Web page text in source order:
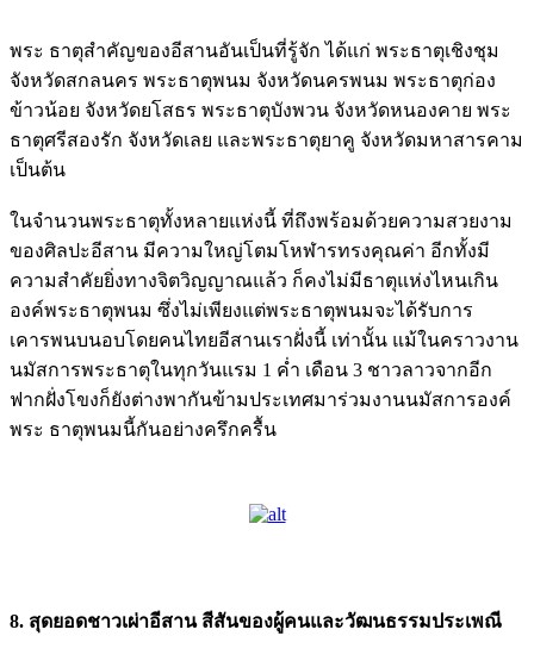
พระ ธาตุสำคัญของอีสานอันเป็นที่รู้จัก ได้แก่ พระธาตุเชิงชุม
จังหวัดสกลนคร พระธาตุพนม จังหวัดนครพนม พระธาตุก่อง
ข้าวน้อย จังหวัดยโสธร พระธาตุบังพวน จังหวัดหนองคาย พระ
ธาตุศรีสองรัก จังหวัดเลย และพระธาตุยาคู จังหวัดมหาสารคาม
เป็นต้น
ในจำนวนพระธาตุทั้งหลายแห่งนี้ ที่ถึงพร้อมด้วยความสวยงาม
ของศิลปะอีสาน มีความใหญ่โตมโหฬารทรงคุณค่า อีกทั้งมี
ความสำคัยยิ่งทางจิตวิญญาณแล้ว ก็คงไม่มีธาตุแห่งไหนเกิน
องค์พระธาตุพนม ซึ่งไม่เพียงแต่พระธาตุพนมจะได้รับการ
เคารพนบนอบโดยคนไทยอีสานเราฝั่งนี้ เท่านั้น แม้ในคราวงาน
นมัสการพระธาตุในทุกวันแรม 1 ค่ำ เดือน 3 ชาวลาวจากอีก
ฟากฝั่งโขงก็ยังต่างพากันข้ามประเทศมาร่วมงานนมัสการองค์
พระ ธาตุพนมนี้กันอย่างครึกครื้น
8. สุดยอดชาวเผ่าอีสาน สีสันของผู้คนและวัฒนธรรมประเพณี